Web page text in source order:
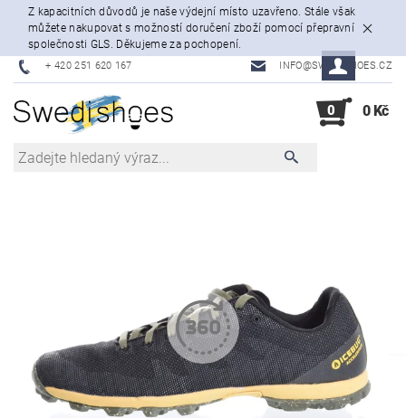
Z kapacitních důvodů je naše výdejní místo uzavřeno. Stále však
můžete nakupovat s možností doručení zboží pomocí přepravní
společnosti GLS. Děkujeme za pochopení.
+ 420 251 620 167 INFO@SWEDISHOES.CZ
0 0 Kč